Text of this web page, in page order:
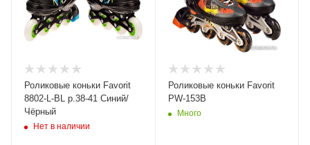
Роликовые коньки Favorit
8802-L-BL р.38-41 Синий/
Чёрный
Нет в наличии
Роликовые коньки Favorit
PW-153B
Много